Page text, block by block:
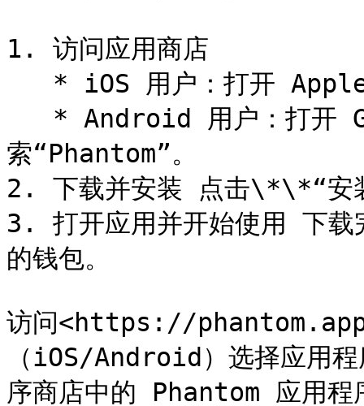
1. 访问应用商店
索“Phantom”。
2. 下载并安装 点击\*\*“安
3. 打开应用并开始使用 下载
的钱包。
访问<https://phantom.app/
（iOS/Android）选择应用程
序商店中的 Phantom 应用程